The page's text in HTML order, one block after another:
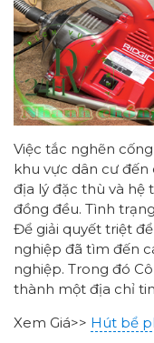
Việc tắc nghẽn
khu vực dân cư đến
địa lý đặc thù và hệ
đồng đều. Tình
Để giải quyết triệt
nghiệp đã tìm đến
nghiệp. Trong đó
thành một địa chỉ
Xem Giá>> Hút bể